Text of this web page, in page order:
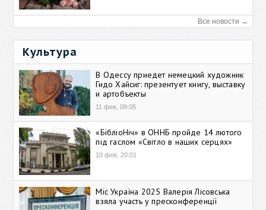
Все новости →
Культура
В Одессу приедет немецкий художник
Гидо Хайсиг: презентует книгу, выставку
и артобъекты
11 фев, 09:05
«БібліоНіч» в ОННБ пройде 14 лютого
під гаслом «Світло в наших серцях»
10 фев, 20:01
Міс Україна 2025 Валерія Лісовська
взяла участь у пресконференції